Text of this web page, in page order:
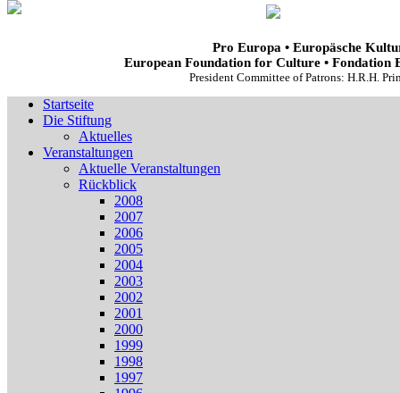
Pro Europa • Europäsche
European Foundation for Culture • Fondation
President Committee of Patrons: H.R.H.
Startseite
Die Stiftung
Aktuelles
Veranstaltungen
Aktuelle Veranstaltungen
Rückblick
2008
2007
2006
2005
2004
2003
2002
2001
2000
1999
1998
1997